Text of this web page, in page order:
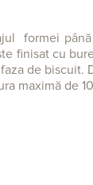
formei
finisat cu
de
maximă de